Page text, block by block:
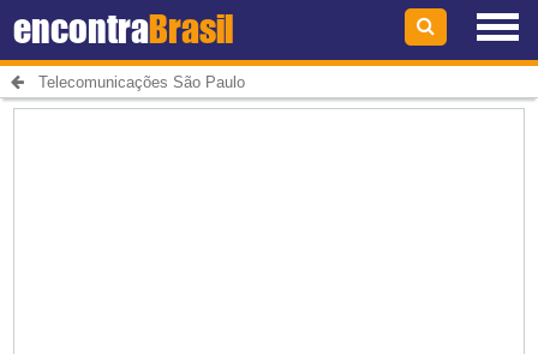
encontraBrasil
Telecomunicações São Paulo